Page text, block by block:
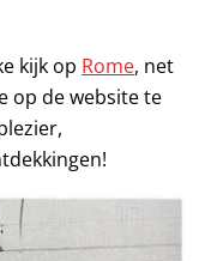
kijk op Rome, net
op de website te